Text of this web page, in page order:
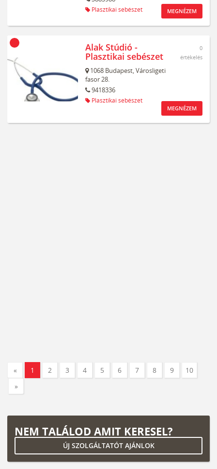
Plasztikai sebészet MEGNÉZEM
Alak Stúdió -
Plasztikai sebészet
1068 Budapest,Városligeti
fasor 28.
9418336
Plasztikai sebészet
0
értékelés
MEGNÉZEM
« 1 2 3 4 5 6 7 8 9
10
»
NEM TALÁLOD AMIT KERESEL?
ÚJ SZOLGÁLTATÓT AJÁNLOK